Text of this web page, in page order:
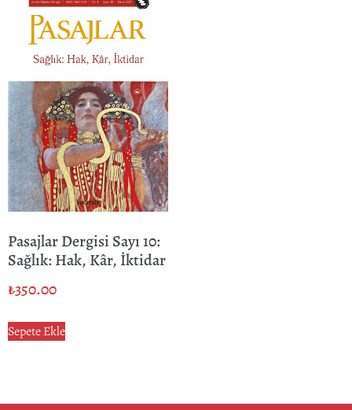
Pasajlar Dergisi Sayı 10:
Sağlık: Hak, Kâr, İktidar
₺350.00
Sepete Ekle